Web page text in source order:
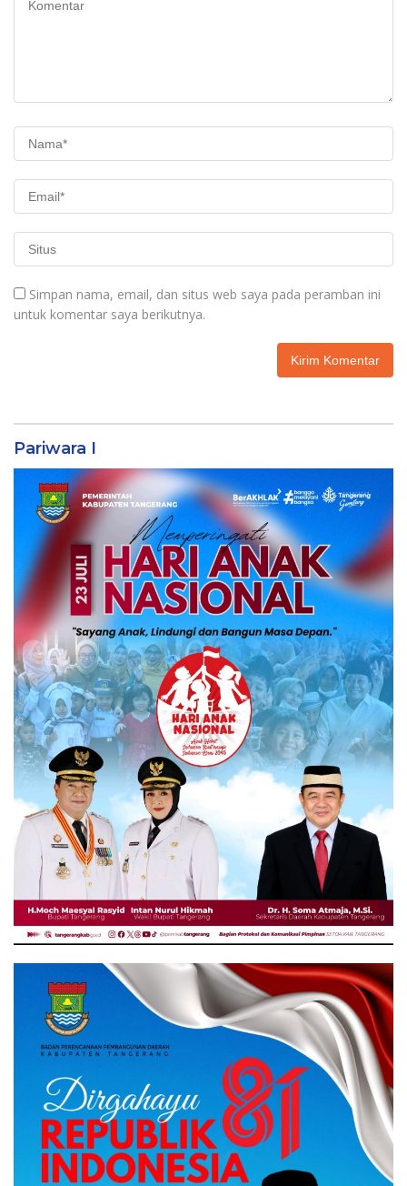
Simpan nama, email, dan situs web saya pada peramban ini
untuk komentar saya berikutnya.
Pariwara I